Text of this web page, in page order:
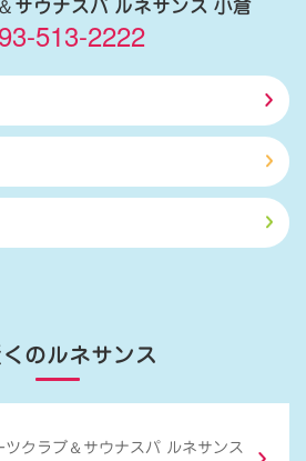
513-2222
のルネサンス
ツクラブ ＆ サウナスパ ルネサンス